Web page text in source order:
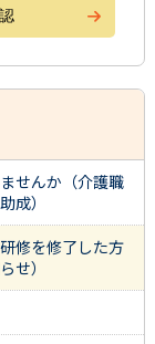
せんか（介護職
成）
修を修了した方
せ）